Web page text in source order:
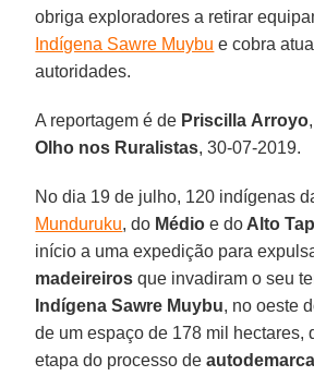
obriga exploradores a retirar
Indígena Sawre Muybu e cobra
autoridades.
A reportagem é de Priscilla Arroyo
Olho nos Ruralistas, 30-07-2019.
No dia 19 de julho, 120 indígenas
Munduruku, do Médioe do Alto
início a uma expedição para
madeireiros que invadiram o seu
Indígena Sawre Muybu, no oeste
de um espaço de 178 mil hectares,
etapa do processo de